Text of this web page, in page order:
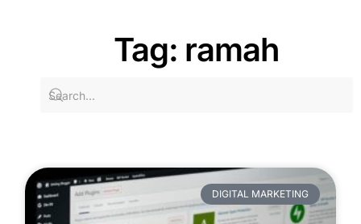
Tag: ramah
DIGITAL MARKETING